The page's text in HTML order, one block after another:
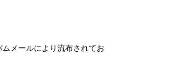
メールにより流布されてお